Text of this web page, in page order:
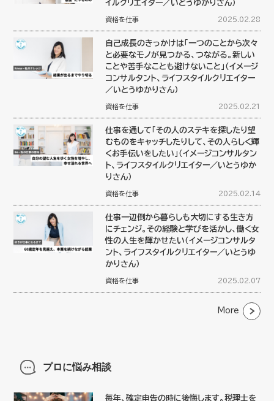
イルクリエイター／いとうゆかりさん）
資格を仕事 2025.02.28
自己成長のきっかけは「一つのことから次々
と必要なモノが見つかる、つながる。新しい
ことや苦手なことも避けないこと」（イメージ
コンサルタント、ライフスタイルクリエイター
／いとうゆかりさん）
資格を仕事 2025.02.21
仕事を通して「その人のステキを探したり望
むものをキャッチしたりして、その人らしく輝
くお手伝いをしたい」（イメージコンサルタン
ト、ライフスタイルクリエイター／いとうゆか
りさん）
資格を仕事 2025.02.14
仕事一辺倒から暮らしも大切にする生き方
にチェンジ。その経験と学びを活かし、働く女
性の人生を輝かせたい（イメージコンサルタ
ント、ライフスタイルクリエイター／いとうゆ
かりさん）
資格を仕事 2025.02.07
More
プロに悩み相談
毎年、確定申告の時に後悔します。税理士を